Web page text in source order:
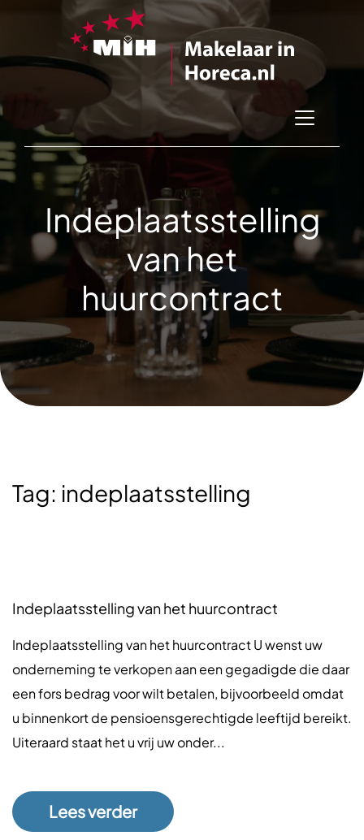
Indeplaatsstelling
van het
huurcontract
Tag: indeplaatsstelling
Indeplaatsstelling van het huurcontract
Indeplaatsstelling van het huurcontract U wenst uw
onderneming te verkopen aan een gegadigde die daar
een fors bedrag voor wilt betalen, bijvoorbeeld omdat
u binnenkort de pensioensgerechtigde leeftijd bereikt.
Uiteraard staat het u vrij uw onder...
Lees verder